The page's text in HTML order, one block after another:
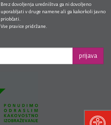
Brez dovoljenja uredništva ga ni dovoljeno
uporabljati v druge namene ali ga kakorkoli javno
priobčati.
Vse pravice pridržane.
prijava